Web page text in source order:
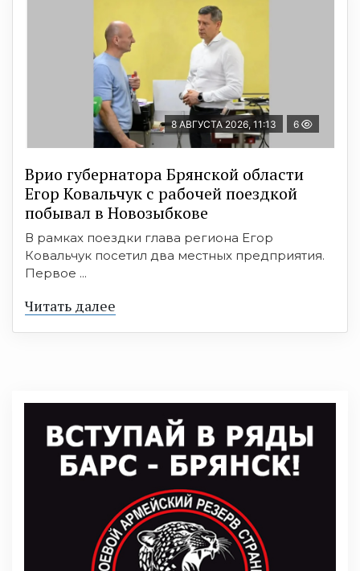
8 АВГУСТА 2026, 11:13 6
Врио губернатора Брянской области
Егор Ковальчук с рабочей поездкой
побывал в Новозыбкове
В рамках поездки глава региона Егор
Ковальчук посетил два местных предприятия.
Первое ...
Читать далее